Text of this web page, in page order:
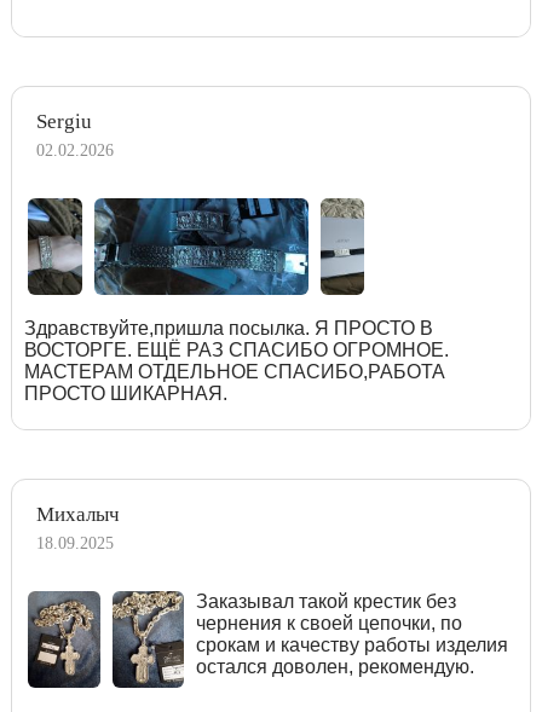
Sergiu
02.02.2026
Здравствуйте,пришла посылка. Я ПРОСТО В
ВОСТОРГЕ. ЕЩЁ РАЗ СПАСИБО ОГРОМНОЕ.
МАСТЕРАМ ОТДЕЛЬНОЕ СПАСИБО,РАБОТА
ПРОСТО ШИКАРНАЯ.
Михалыч
18.09.2025
Заказывал такой крестик без
чернения к своей цепочки, по
срокам и качеству работы изделия
остался доволен, рекомендую.